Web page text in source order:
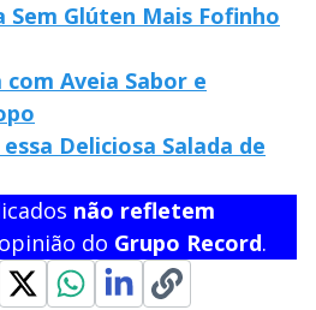
Sem Glúten Mais Fofinho
com Aveia Sabor e
Deliciosa Salada de
não refletem
do Grupo Record.